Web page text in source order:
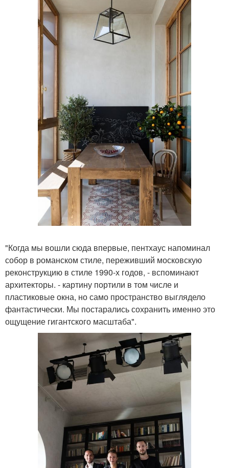
"Когда мы вошли сюда впервые, пентхаус напоминал
собор в романском стиле, переживший московскую
реконструкцию в стиле 1990-х годов, - вспоминают
архитекторы. - картину портили в том числе и
пластиковые окна, но само пространство выглядело
фантастически. Мы постарались сохранить именно это
ощущение гигантского масштаба".